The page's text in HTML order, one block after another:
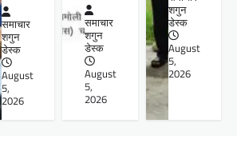
समाचार
शगुन
डेस्क
August
5,
2026
समाचार
शगुन
डेस्क
August
5,
2026
शगुन
डेस्क
August
5,
2026